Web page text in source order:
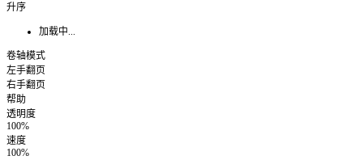
升序
加载中...
卷轴模式
左手翻页
右手翻页
帮助
透明度
100%
速度
100%